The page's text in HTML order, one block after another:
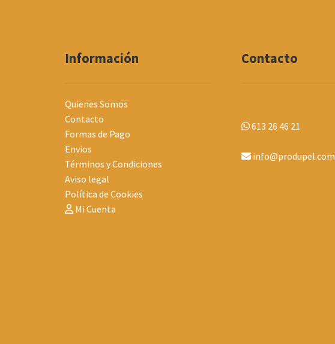
Información
Quienes Somos
Contacto
Formas de Pago
Envios
Términos y Condiciones
Aviso legal
Política de Cookies
Mi Cuenta
Contacto
613 26 46 21
info@produpel.com